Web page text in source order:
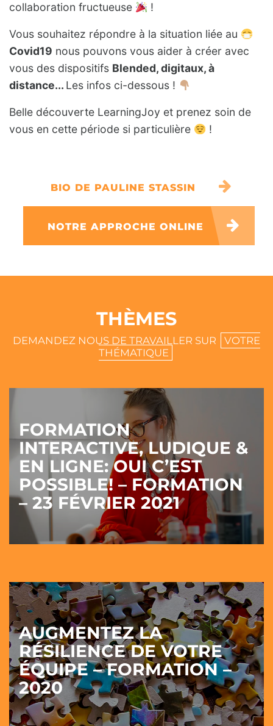
collaboration fructueuse
!
Vous souhaitez répondre à la situation liée au
Covid19 nous pouvons vous aider à créer avec
vous des dispositifs Blended, digitaux, à
distance... Les infos ci-dessous !
Belle découverte LearningJoy et prenez soin de
vous en cette période si particulière
!
BIO DE PAULINE STASSIN
NOTRE APPROCHE ONLINE
THÈMES
DEMANDEZ NOUS DE TRAVAILLER SUR
VOTRE
THÉMATIQUE
FORMATION
INTERACTIVE, LUDIQUE &
EN LIGNE: OUI C’EST
POSSIBLE! – FORMATION
– 23 FÉVRIER 2021
AUGMENTEZ LA
RÉSILIENCE DE VOTRE
ÉQUIPE – FORMATION –
2020